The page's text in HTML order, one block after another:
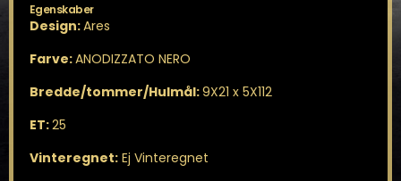
Egenskaber
Design:Ares
Farve:ANODIZZATO NERO
Bredde/tommer/Hulmål:9X21 x 5X112
ET:25
Vinteregnet:Ej Vinteregnet